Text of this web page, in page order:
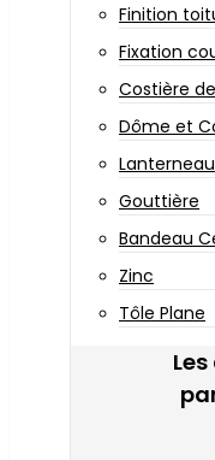
Finition
Fixation
Costière
Dôme et
Lanterneau
Gouttière
Bandeau
Zinc
Tôle Plane